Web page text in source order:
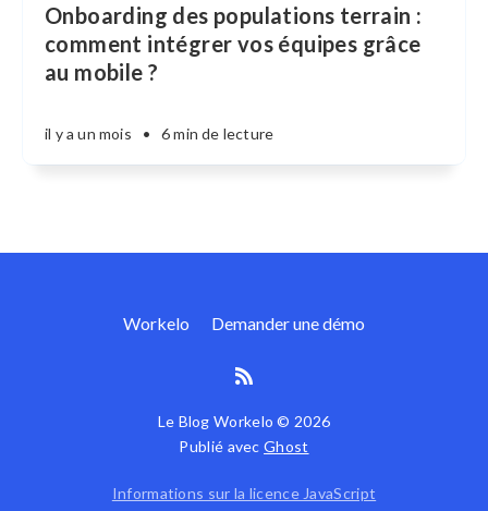
Onboarding des populations terrain :
comment intégrer vos équipes grâce
au mobile ?
il y a un mois • 6 min de lecture
Workelo Demander une démo
Le Blog Workelo © 2026
Publié avecGhost
Informations sur la licence JavaScript